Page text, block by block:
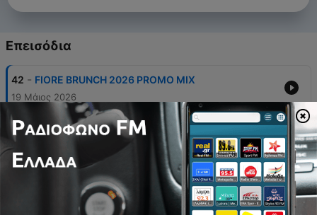
Επεισόδια
42 - FIORE BRUNCH 2026 PROMO MIX
19 Μάιος 2026
41 - COLOR ME CARNIVAL 2026 SOCA MIX
27 Μάρ 2026
40 - 2026 SOCA MIX “PRE - HEAT” BY MILO MYLES